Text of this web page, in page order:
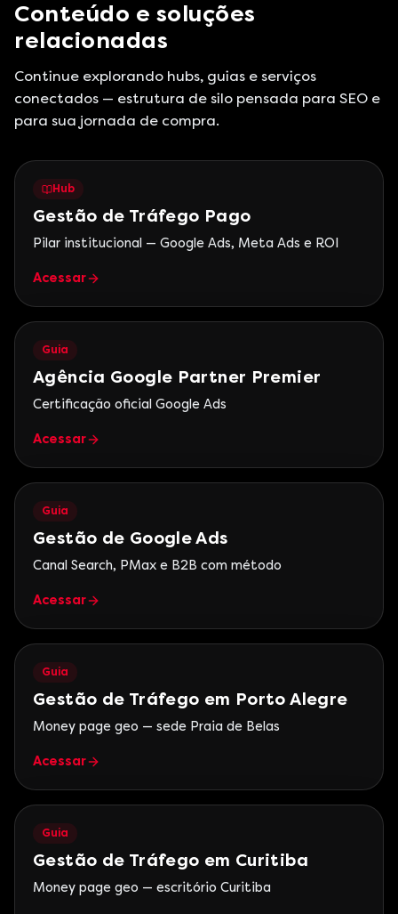
Conteúdo e soluções
relacionadas
Continue explorando hubs, guias e serviços
conectados — estrutura de silo pensada para SEO e
para sua jornada de compra.
Hub
Gestão de Tráfego Pago
Pilar institucional — Google Ads, Meta Ads e ROI
Acessar
Guia
Agência Google Partner Premier
Certificação oficial Google Ads
Acessar
Guia
Gestão de Google Ads
Canal Search, PMax e B2B com método
Acessar
Guia
Gestão de Tráfego em Porto Alegre
Money page geo — sede Praia de Belas
Acessar
Guia
Gestão de Tráfego em Curitiba
Money page geo — escritório Curitiba